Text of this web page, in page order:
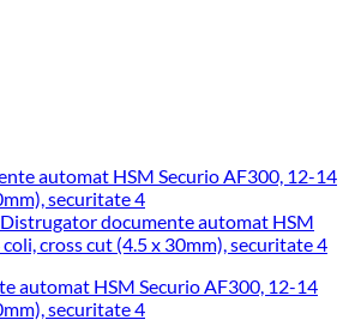
automat HSM Securio AF300, 12-14
securitate 4